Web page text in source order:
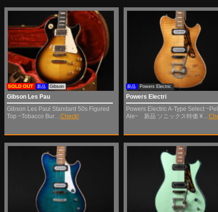
Gibson Les Pau
SOLD OUT 新品 Gibson
Gibson Les Paul Standard 50s Figured
Top ~Tobacco Bur… Check!
Powers Electri
新品 Powers Electric
Powers Electric A-Type Select
Ale~ 新品 ソニックス特価 ¥…